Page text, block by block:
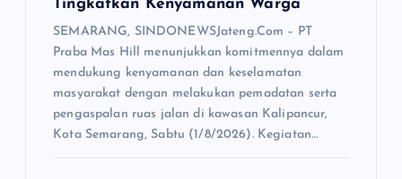
Tingkatkan Kenyamanan Warga
SEMARANG, SINDONEWSJateng.Com – PT
Praba Mas Hill menunjukkan komitmennya dalam
mendukung kenyamanan dan keselamatan
masyarakat dengan melakukan pemadatan serta
pengaspalan ruas jalan di kawasan Kalipancur,
Kota Semarang, Sabtu (1/8/2026). Kegiatan…